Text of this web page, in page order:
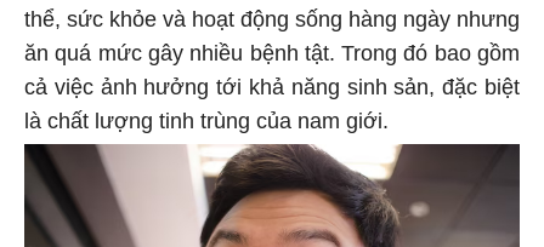
thể, sức khỏe và hoạt động sống hàng ngày nhưng
ăn quá mức gây nhiều bệnh tật. Trong đó bao gồm
cả việc ảnh hưởng tới khả năng sinh sản, đặc biệt
là chất lượng tinh trùng của nam giới.